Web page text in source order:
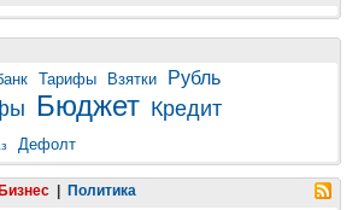
Тарифы Взятки Рубль
Бюджет Кредит
Дефолт
| Политика